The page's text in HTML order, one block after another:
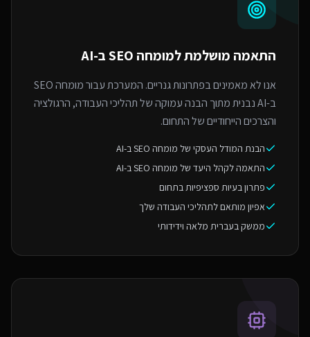
התאמה מושלמת למומחה SEO ב-AI
אנו לא מאמינים בפתרונות גנריים. המערכת עבור מומחה SEO
ב-AI נבנית מתוך הבנה עמוקה של תהליכי העבודה, הרגולציה
והצרכים הייחודיים של התחום.
הבנת המודל העסקי של מומחה SEO ב-AI
התאמה לקהל היעד של מומחה SEO ב-AI
פתרון בעיות ספציפיות בתחום
אפיון מותאם לתהליכי העבודה שלך
ממשק בעברית מלאה וידידותי